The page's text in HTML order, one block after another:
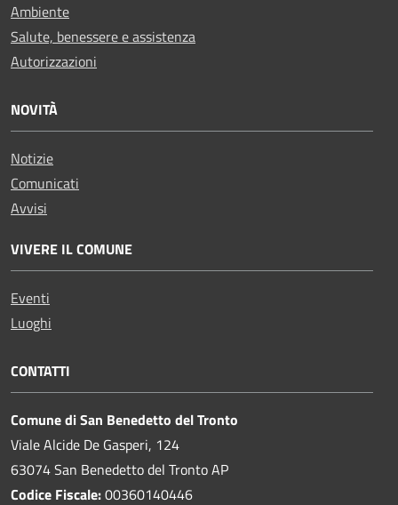
Ambiente
Salute, benessere e assistenza
Autorizzazioni
NOVITÀ
Notizie
Comunicati
Avvisi
VIVERE IL COMUNE
Eventi
Luoghi
CONTATTI
Comune di San Benedetto del Tronto
Viale Alcide De Gasperi, 124
63074 San Benedetto del Tronto AP
Codice Fiscale:00360140446